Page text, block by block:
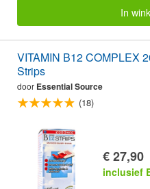
In
VITAMIN B12 COMPLEX
Strips
door Essential Source
(18)
€ 27,90
inclusief